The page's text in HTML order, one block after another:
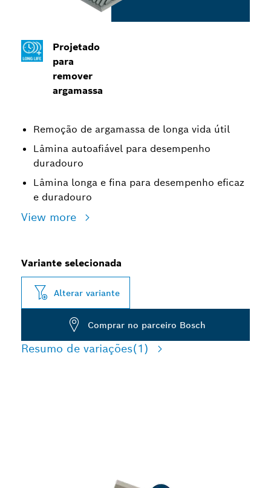
Projetado
para
remover
argamassa
Remoção de argamassa de longa vida útil
Lâmina autoafiável para desempenho
duradouro
Lâmina longa e fina para desempenho eficaz
e duradouro
View more
Variante selecionada
Alterar variante
Comprar no parceiro Bosch
Resumo de variações(1)